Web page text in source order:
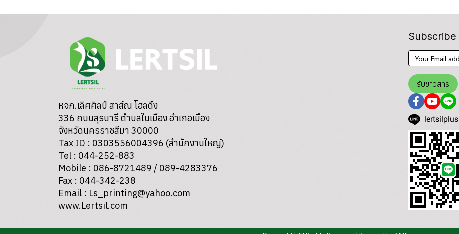
หจก.เลิศศิลป์ สาส์ณ โฮลดิ้ง
336 ถนนสุรนารี ตำบลในเมือง อำเภอเมือง
จังหวัดนครราชสีมา 30000
Tax ID : 0303556004396 (สำนักงานใหญ่)
Tel : 044-252-883
Mobile : 086-8721489 / 089-4283376
Fax : 044-342-238
Email : Ls_printing@yahoo.com
www.Lertsil.com
Subscribe
รับข่าวสาร
lertsilplus